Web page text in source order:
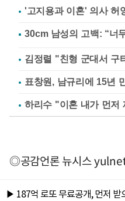
'고지용과 이혼' 의사 허
김정렬 "친형 군대서
표창원, 남규리에 15년
하리수 "이혼 내가 먼
◎공감언론 뉴시스